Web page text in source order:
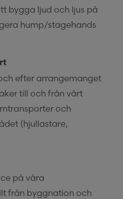
bygga ljud och ljus på
hump/stagehands
efter arrangemanget
till och från vårt
och
(hjullastare,
på våra
från byggnation och